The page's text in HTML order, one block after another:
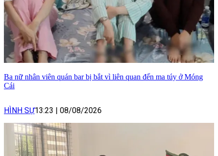
Ba nữ nhân viên quán bar bị bắt vì liên quan đến ma túy ở Móng
Cái
HÌNH SỰ13:23 | 08/08/2026